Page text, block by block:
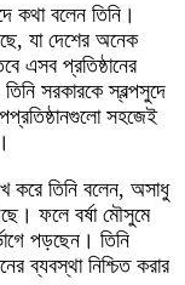
কথা বলেন তিনি।
যা দেশের অনেক
এসব প্রতিষ্ঠানের
সরকারকে স্বল্পসুদে
সহজেই
করে তিনি বলেন, অসাধু
ফলে বর্ষা মৌসুমে
পড়ছেন। তিনি
ব্যবস্থা নিশ্চিত করার